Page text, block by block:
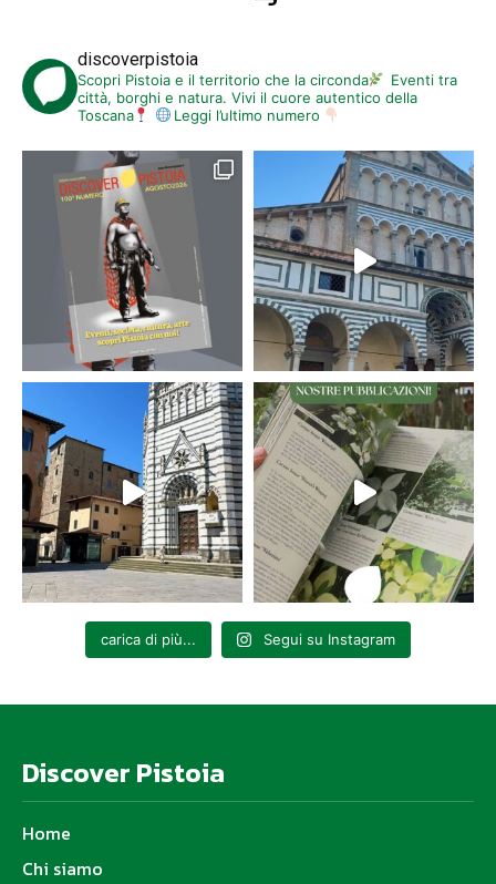
discoverpistoia
Scopri Pistoia e il territorio che la circonda
Eventi tra
città, borghi e natura. Vivi il cuore autentico della
Toscana
Leggi l’ultimo numero
carica di più... Segui su Instagram
Discover Pistoia
Home
Chi siamo